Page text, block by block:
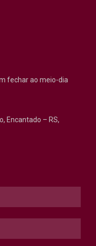
fechar ao meio-dia
Encantado – RS,